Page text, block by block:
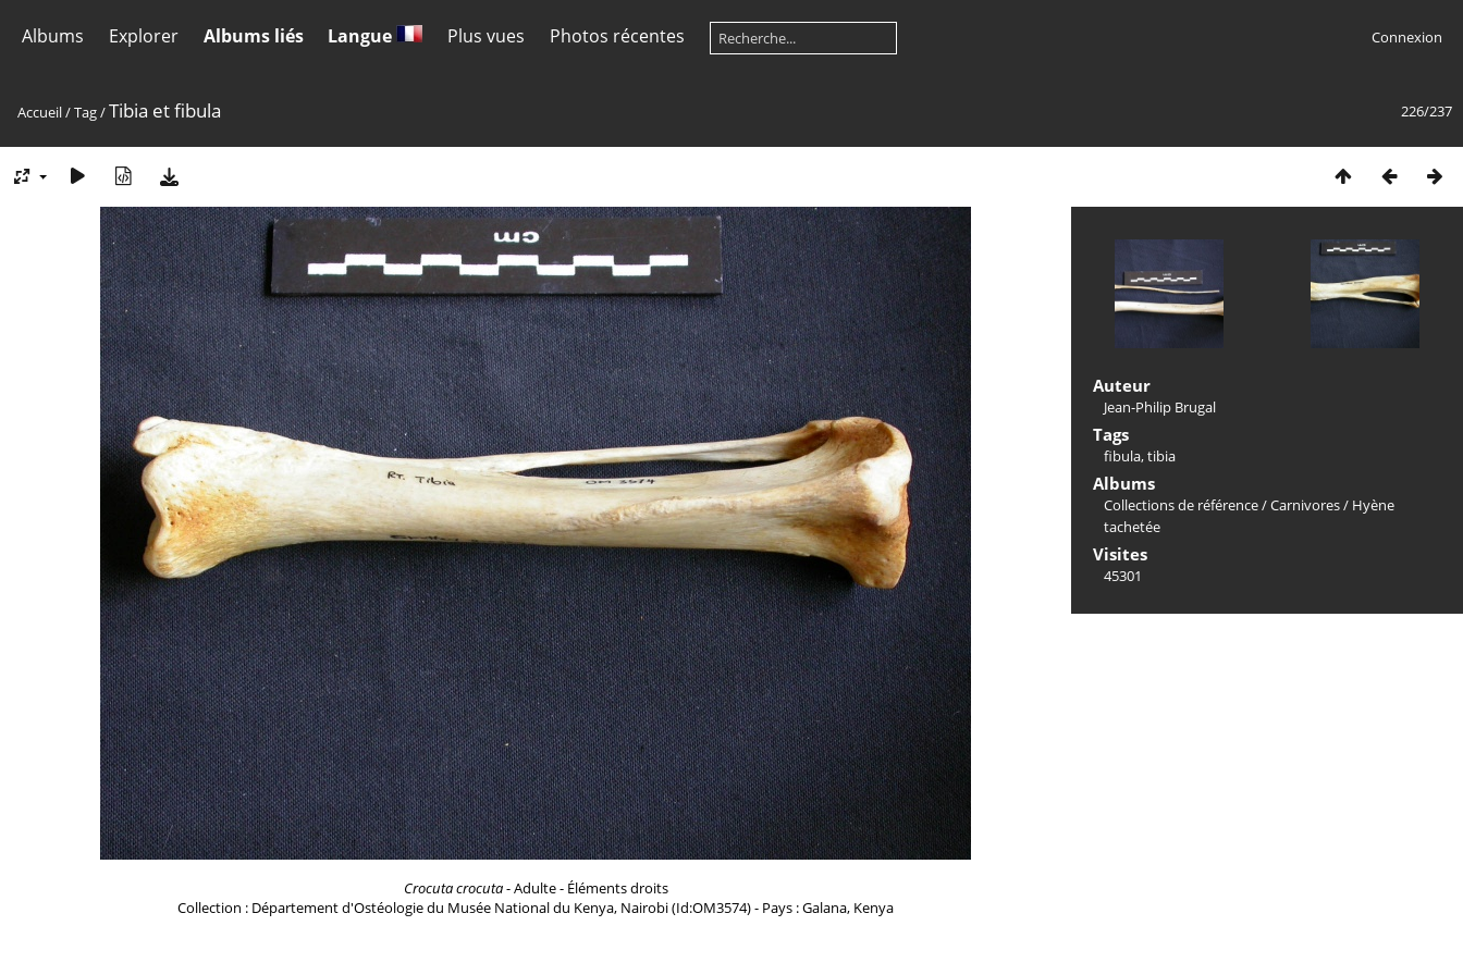
Albums Explorer Albums liés Langue Plus vues Photos récentes Connexion
226/237
Accueil/Tag/Tibia et fibula
Crocuta crocuta- Adulte - Éléments droits
Collection : Département d'Ostéologie du Musée National du Kenya, Nairobi (Id:OM3574) - Pays : Galana, Kenya
Auteur
Jean-Philip Brugal
Tags
fibula,tibia
Albums
Collections de référence/Carnivores/ Hyène
tachetée
Visites
45301